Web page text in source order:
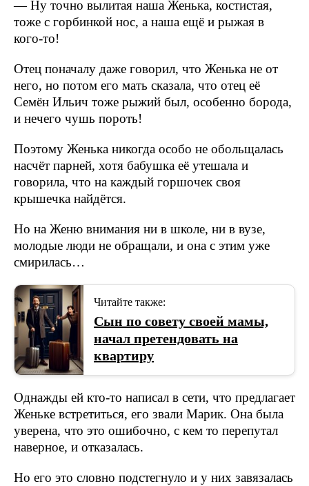
— Ну точно вылитая наша Женька, костистая,
тоже с горбинкой нос, а наша ещё и рыжая в
кого-то!
Отец поначалу даже говорил, что Женька не от
него, но потом его мать сказала, что отец её
Семён Ильич тоже рыжий был, особенно борода,
и нечего чушь пороть!
Поэтому Женька никогда особо не обольщалась
насчёт парней, хотя бабушка её утешала и
говорила, что на каждый горшочек своя
крышечка найдётся.
Но на Женю внимания ни в школе, ни в вузе,
молодые люди не обращали, и она с этим уже
смирилась…
Читайте также:
Сын по совету своей мамы,
начал претендовать на
квартиру
Однажды ей кто-то написал в сети, что предлагает
Женьке встретиться, его звали Марик. Она была
уверена, что это ошибочно, с кем то перепутал
наверное, и отказалась.
Но его это словно подстегнуло и у них завязалась